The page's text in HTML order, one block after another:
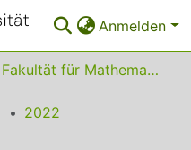
Anmelden
01 Fakultät für Mathematik
2022